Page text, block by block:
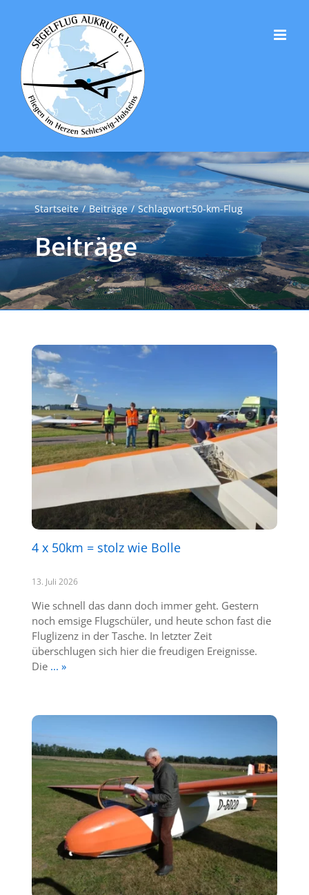
springen
Startseite Beiträge Schlagwort:50-km-Flug
Beiträge
4 x 50km = stolz wie Bolle
13. Juli 2026
Wie schnell das dann doch immer geht. Gestern
noch emsige Flugschüler, und heute schon fast die
Fluglizenz in der Tasche. In letzter Zeit
überschlugen sich hier die freudigen Ereignisse.
Die... »